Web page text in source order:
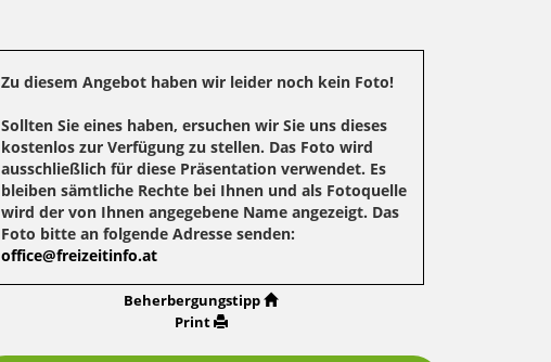
Zu diesem Angebot haben wir leider noch kein Foto!
Sollten Sie eines haben, ersuchen wir Sie uns dieses
kostenlos zur Verfügung zu stellen. Das Foto wird
ausschließlich für diese Präsentation verwendet. Es
bleiben sämtliche Rechte bei Ihnen und als Fotoquelle
wird der von Ihnen angegebene Name angezeigt. Das
Foto bitte an folgende Adresse senden:
office@freizeitinfo.at
Beherbergungstipp
Print